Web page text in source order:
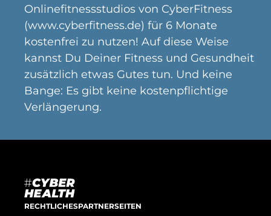
Onlinefitnessstudios von CyberFitness
(www.cyberfitness.de) für 6 Monate
kostenfrei zu nutzen! Auf diese Weise
kannst Du Deiner Fitness und Gesundheit
zusätzlich etwas Gutes tun. Und keine
Bange: Es gibt keine kostenpflichtige
Verlängerung.
RECHTLICHESPARTNERSEITEN